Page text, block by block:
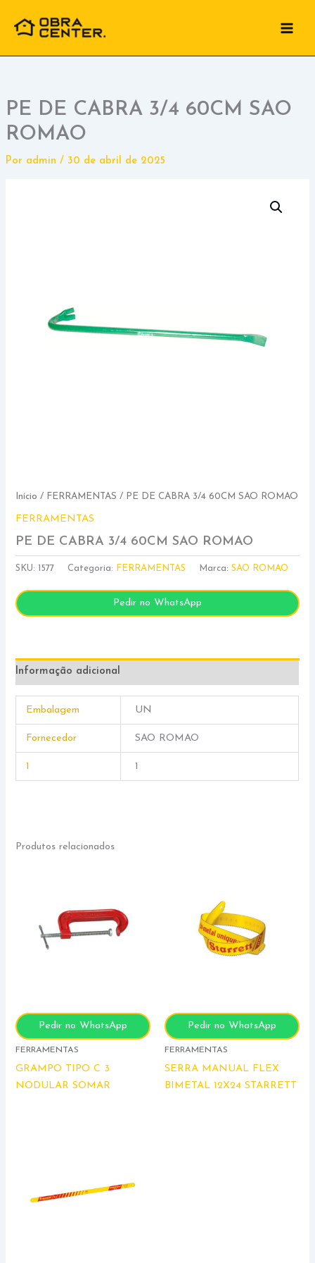
para
conteúdo
PE DE CABRA 3/4 60CM SAO
ROMAO
Por admin / 30 de abril de 2025
Início / FERRAMENTAS / PE DE CABRA 3/4 60CM SAO ROMAO
FERRAMENTAS
PE DE CABRA 3/4 60CM SAO ROMAO
SKU: 1577 Categoria: FERRAMENTAS Marca:SAO ROMAO
Pedir no WhatsApp
Informação adicional
Embalagem UN
Fornecedor SAO ROMAO
1 1
Produtos relacionados
Pedir no WhatsApp
FERRAMENTAS
GRAMPO TIPO C 3
NODULAR SOMAR
Pedir no WhatsApp
FERRAMENTAS
SERRA MANUAL FLEX
BIMETAL 12X24 STARRETT